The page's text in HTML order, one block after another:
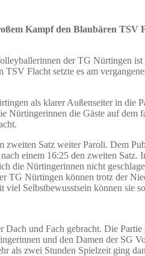
Kampf den Blaubären TSV
der TG Nürtingen
Flacht setzte es am
als klarer Außenseiter in
die Gäste auf
Satz weiter Paroli. Dem
einem 16:25 den zweiten
die Nürtingerinnen nicht
Nürtingen können trotz der
Selbstbewusstsein können sie
und Fach gebracht. Die
und den Damen der SG
als zwei Stunden Spielzeit ging